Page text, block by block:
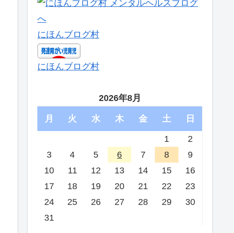
にほんブログ村
にほんブログ村
2026年8月
月 火 水 木 金 土 日
1
2
3
4 5 6 7 8
9
10
11 12 13 14 15
16
17
18 19 20 21 22
23
24
25 26 27 28 29
30
31